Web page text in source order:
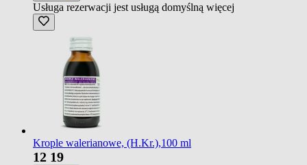
Usługa rezerwacji jest usługą domyślną więcej
Krople walerianowe, (H.Kr.),100 ml
12 19